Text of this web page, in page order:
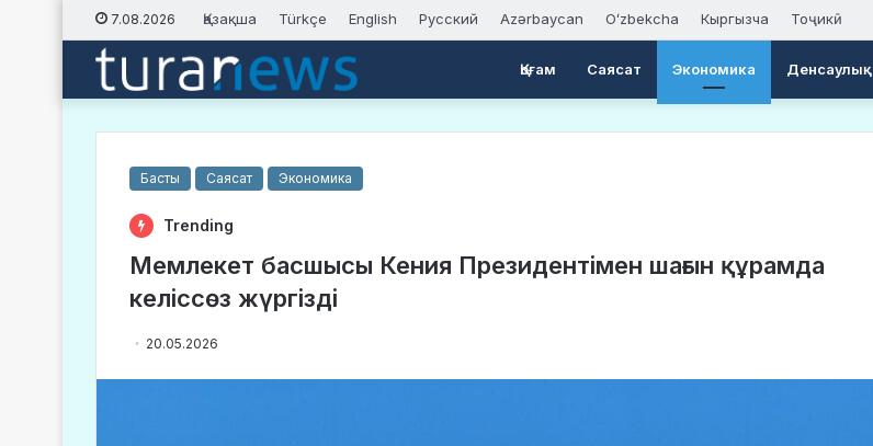
7.08.2026 Қазақша Türkçe English Русский Azərbaycan Oʻzbekcha Кыргызча Тоҷикӣ
Қоғам Саясат Экономика Денсаулық
Басты Саясат Экономика
Trending
Мемлекет басшысы Кения Президентімен шағын құрамда
келіссөз жүргізді
20.05.2026